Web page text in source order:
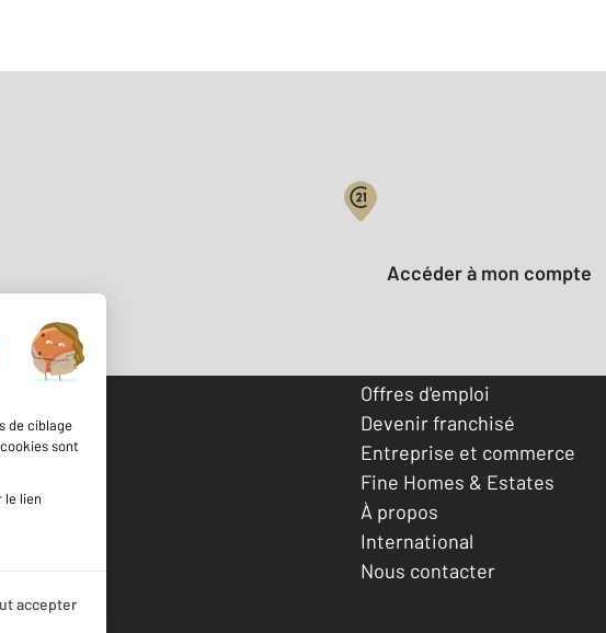
Votre compte :
Accéder à mon compte
Offres d'emploi
Devenir franchisé
Entreprise et commerce
Fine Homes & Estates
À propos
International
Nous contacter